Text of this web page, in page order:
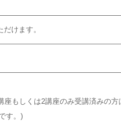
けます。
もしくは2講座のみ受講済みの方
す。)